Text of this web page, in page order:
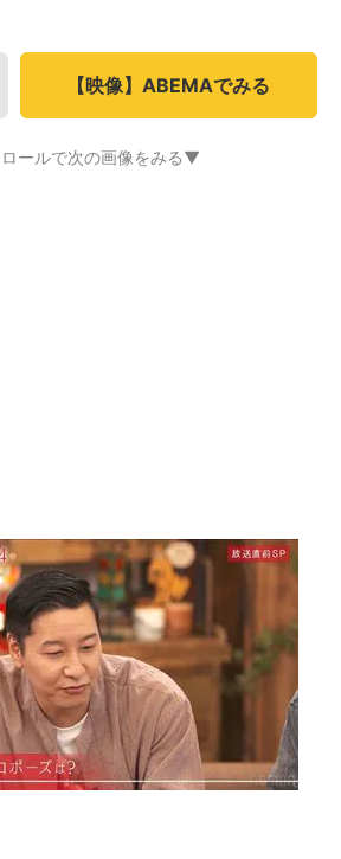
【映像】ABEMAでみる
ールで次の画像をみる▼